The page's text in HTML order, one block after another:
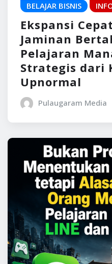
BELAJAR BISNIS
Ekspansi
Jaminan
Pelajaran
Strategis dari
Upnormal
Pulaugaram Media